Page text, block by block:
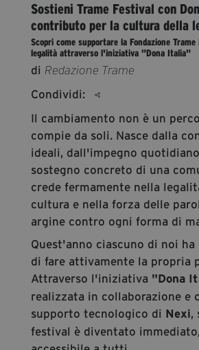
Contatti
segreteria@tramefestival.it
info@tramefestival.it
+39 346 954 4078
Sostieni Trame Festival con
contributo per la cultura della
Scopri come supportare la Fondazione
legalità attraverso l'iniziativa "Dona Italia"
di Redazione Trame
Condividi:
Il cambiamento non è un
compie da soli. Nasce dalla
ideali, dall'impegno
sostegno concreto di una
crede fermamente nella
cultura e nella forza delle
argine contro ogni forma di
Quest'anno ciascuno di noi
di fare attivamente la propria
Attraverso l'iniziativa "Dona
realizzata in collaborazione e
supporto tecnologico di Nexi,
festival è diventato